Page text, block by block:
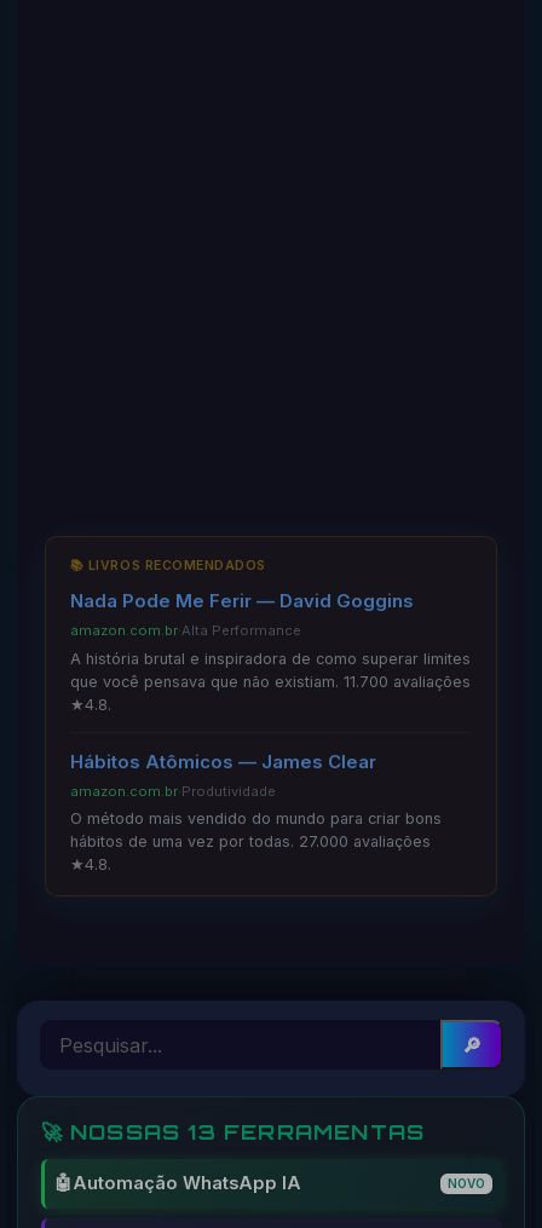
📚 LIVROS RECOMENDADOS
Nada Pode Me Ferir — David Goggins
amazon.com.br·Alta Performance
A história brutal e inspiradora de como superar limites
que você pensava que não existiam. 11.700 avaliações
★4.8.
Hábitos Atômicos — James Clear
amazon.com.br·Produtividade
O método mais vendido do mundo para criar bons
hábitos de uma vez por todas. 27.000 avaliações
★4.8.
🔎
🚀 NOSSAS 13 FERRAMENTAS
🤖Automação WhatsApp IA NOVO